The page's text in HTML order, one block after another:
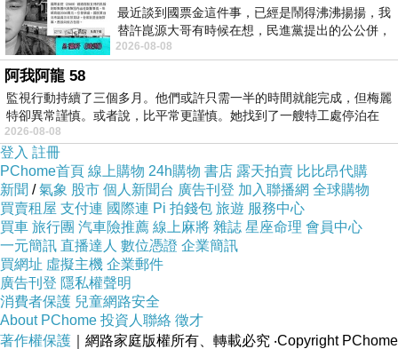
26犯罪處所，順利查獲3處位於新
北、桃園及彰化等地竊訊機房並成
功逮捕11人到案。
警方發現，國內民視、東森、
TVBS、三立、年代、壹電視、中
天、八大、非凡、緯來及日本
TBS、FUJI TV、NTV、
WOWOW、TV Asahi等各電視業者
最近談到國票金這件事，已經是鬧得沸沸揚揚，我
替許崑源大哥有時候在想，民進黨提出的公公併，
其實就是想要國庫通黨庫，鬧出最大的醜
2026-08-08
阿我阿龍 58
監視行動持續了三個多月。他們或許只需一半的時間就能完成，但梅麗
特卻異常謹慎。或者說，比平常更謹慎。她找到了一艘特工處停泊在
2026-08-08
登入 註冊
PChome首頁 線上購物 24h購物 書店 露天拍賣 比比昂代購
新聞 /氣象 股市 個人新聞台 廣告刊登 加入聯播網 全球購物
買賣租屋 支付連 國際連 Pi 拍錢包 旅遊 服務中心
買車 旅行團 汽車險推薦 線上麻將 雜誌 星座命理 會員中心
一元簡訊 直播達人 數位憑證 企業簡訊
買網址 虛擬主機 企業郵件
廣告刊登 隱私權聲明
消費者保護 兒童網路安全
About PChome 投資人聯絡 徵才
著作權保護 ｜網路家庭版權所有、轉載必究 ‧Copyright PChome